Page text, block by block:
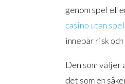
genom spel
casino utan
innebär risk
Den som
det som en